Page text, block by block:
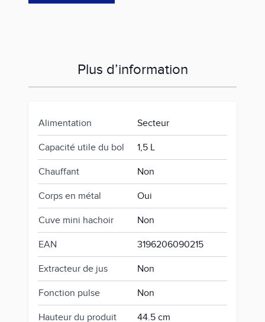
Plus d’information
Alimentation Secteur
Capacité utile du bol 1,5 L
Chauffant Non
Corps en métal Oui
Cuve mini hachoir Non
EAN 3196206090215
Extracteur de jus Non
Fonction pulse Non
Hauteur du produit 44.5 cm